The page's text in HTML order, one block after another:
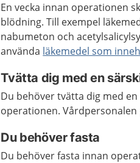
En vecka innan operationen
blödning. Till exempel
nabumeton och
använda läkemedel som
Tvätta dig med en
Du behöver tvätta dig med
operationen.
Du behöver fasta
Du behöver fasta innan